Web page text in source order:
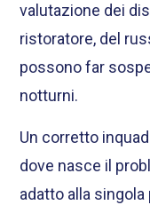
valutazione dei
ristoratore, del
possono far
notturni.
Un corretto
dove nasce il
adatto alla singola